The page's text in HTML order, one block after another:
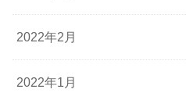
2022年2月
2022年1月